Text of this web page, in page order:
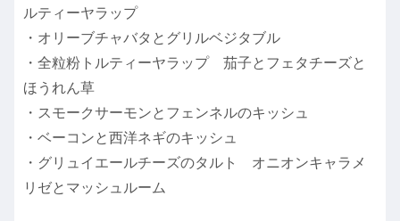
ルティーヤラップ
・オリーブチャバタとグリルベジタブル
・全粒粉トルティーヤラップ 茄子とフェタチーズと
ほうれん草
・スモークサーモンとフェンネルのキッシュ
・ベーコンと西洋ネギのキッシュ
・グリュイエールチーズのタルト オニオンキャラメ
リゼとマッシュルーム